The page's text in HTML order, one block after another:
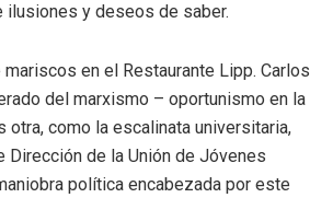
ilusiones y deseos de saber.
en el Restaurante Lipp. Carlos
del marxismo – oportunismo en la
otra, como la escalinata universitaria,
Dirección de la Unión de Jóvenes
política encabezada por este